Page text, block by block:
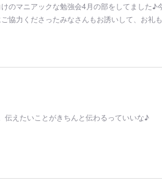
のマニアックな勉強会4月の部をしてました♪
協力くださったみなさんもお誘いして、お礼
伝えたいことがきちんと伝わるっていいな♪